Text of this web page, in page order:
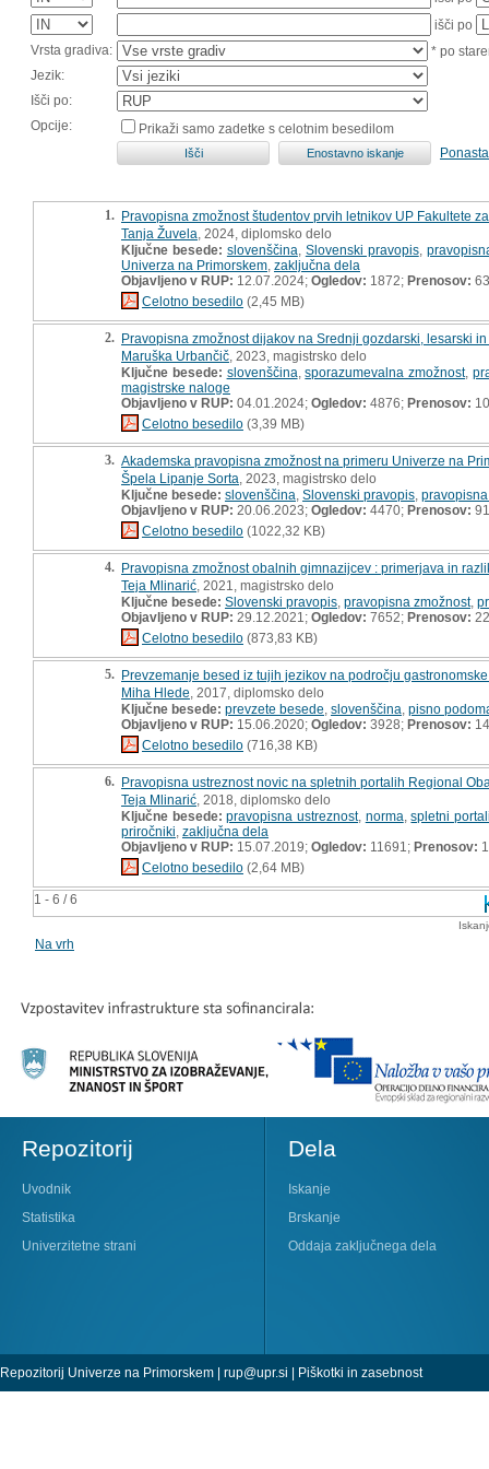
išči po
Vrsta gradiva:
* po
Jezik:
Išči po:
Opcije:
Prikaži samo zadetke s celotnim besedilom
1 - 6 / 6
1. Pravopisna zmožnost študentov prvih letnikov UP Fakultete
Tanja Žuvela , 2024, diplomsko delo
Ključne besede: slovenščina Slovenski pravopis,
Univerza na Primorskem zaključna dela
Objavljeno v RUP: 12.07.2024; Ogledov: 1872; Prenosov: 63
Celotno besedilo (2,45 MB)
2. Pravopisna zmožnost dijakov na Srednji gozdarski, lesarski
Maruška Urbančič , 2023, magistrsko delo
Ključne besede: slovenščina ,sporazumevalna zmožnost,
magistrske naloge
Objavljeno v RUP: 04.01.2024; Ogledov: 4876; Prenosov:
Celotno besedilo (3,39 MB)
3. Akademska pravopisna zmožnost na primeru Univerze na
Špela Lipanje Sorta , 2023, magistrsko delo
Ključne besede: slovenščina Slovenski pravopis
Objavljeno v RUP: 20.06.2023; Ogledov: 4470; Prenosov: 91
Celotno besedilo (1022,32 KB)
4. Pravopisna zmožnost obalnih gimnazijcev : primerjava in
Teja Mlinarić , 2021, magistrsko delo
Ključne besede: Slovenski pravopis pravopisna zmožnost,
Objavljeno v RUP: 29.12.2021; Ogledov: 7652; Prenosov:
Celotno besedilo (873,83 KB)
5. Prevzemanje besed iz tujih jezikov na področju
Miha Hlede , 2017, diplomsko delo
Ključne besede: prevzete besede slovenščina pisno
Objavljeno v RUP: 15.06.2020; Ogledov: 3928; Prenosov:
Celotno besedilo (716,38 KB)
6. Pravopisna ustreznost novic na spletnih portalih Regional
Teja Mlinarić , 2018, diplomsko delo
Ključne besede: pravopisna ustreznost, norma ,spletni
priročniki zaključna dela
Objavljeno v RUP: 15.07.2019; Ogledov: 11691; Prenosov:
Celotno besedilo (2,64 MB)
Na vrh
Repozitorij
Uvodnik
Statistika
Univerzitetne strani
Dela
Iskanje
Brskanje
Oddaja zaključnega dela
Repozitorij Univerze na Primorskem | rup@upr.si | Piškotki in zasebnost